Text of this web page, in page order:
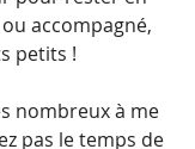
accompagné,
petits !
nombreux à me
pas le temps de